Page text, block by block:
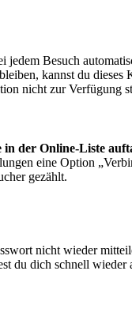
Besuch
kannst du
nicht zur
in der Online-Liste
eine Option
gezählt.
nicht wieder
du dich schnell wieder